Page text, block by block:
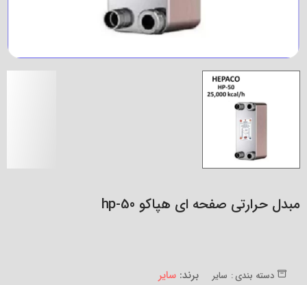
مبدل حرارتی صفحه ای هپاکو hp-50
دسته بندی : سایر برند: سایر